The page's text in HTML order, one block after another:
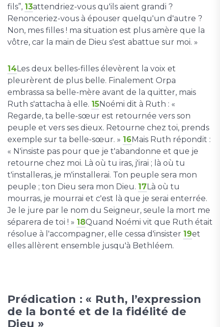
fils”, 13attendriez-vous qu'ils aient grandi ?
Renonceriez-vous à épouser quelqu'un d'autre ?
Non, mes filles ! ma situation est plus amère que la
vôtre, car la main de Dieu s'est abattue sur moi. »
14Les deux belles-filles élevèrent la voix et
pleurèrent de plus belle. Finalement Orpa
embrassa sa belle-mère avant de la quitter, mais
Ruth s'attacha à elle. 15Noémi dit à Ruth : «
Regarde, ta belle-sœur est retournée vers son
peuple et vers ses dieux. Retourne chez toi, prends
exemple sur ta belle-sœur. » 16Mais Ruth répondit :
« N'insiste pas pour que je t'abandonne et que je
retourne chez moi. Là où tu iras, j'irai ; là où tu
t'installeras, je m'installerai. Ton peuple sera mon
peuple ; ton Dieu sera mon Dieu. 17Là où tu
mourras, je mourrai et c'est là que je serai enterrée.
Je le jure par le nom du Seigneur, seule la mort me
séparera de toi ! » 18Quand Noémi vit que Ruth était
résolue à l'accompagner, elle cessa d'insister 19et
elles allèrent ensemble jusqu'à Bethléem.
Prédication : « Ruth, l’expression
de la bonté et de la fidélité de
Dieu »